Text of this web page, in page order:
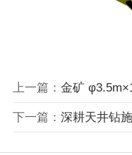
上一篇： 金矿
下一篇： 深耕天井钻施